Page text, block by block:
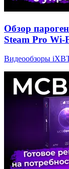
Обзор
Steam Pro Wi-
Видеообзоры